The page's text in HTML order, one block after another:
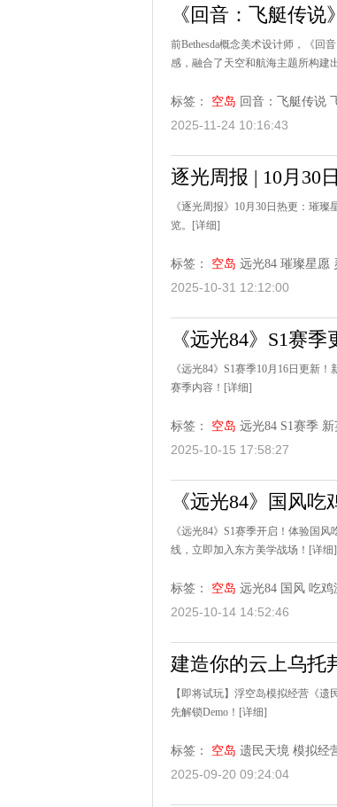
《回音：飞艇传
前Bethesda概念美术设计师，《回
感，融合了天空和航海主题所构建
标签： 空岛 回音：飞艇传说
2025-11-24 10:16:43
逐光周报 | 10月30
《逐光周报》10月30日热更：璀
览。
[详细]
标签： 空岛 远光84 璀璨星愿
2025-10-31 12:12:00
《远光84》S1赛季
《远光84》S1赛季10月16日更新
赛季内容！ [详细]
标签： 空岛 远光84 S1赛季
2025-10-15 17:58:27
《远光84》国风吃
《远光84》S1赛季开启！体验国
线，立即加入东方美学战场！ [详细]
标签： 空岛 远光84 国风 吃鸡
2025-10-14 14:52:46
建造你的云上乌托
【即将试玩】浮空岛模拟经营《
先解锁Demo！ [详细]
标签： 空岛 遗民天境 模拟经
2025-09-20 09:24:04